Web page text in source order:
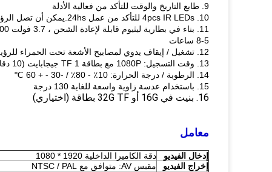
9. طابع التاريخ والوقت للتأكد من فعالية الأدلة
10. 4pcs IR LEDs للتأكد من عمل 24hs.يمكن أن تصل الرؤية الليلية إلى أكثر من 8 أمتار
5-8 ساعات
12. تشغيل / إيقاف يدوي لمصابيح الأشعة تحت الحمراء للرؤية الليلية ، زاوية عريضة: تصل إلى 120 درجة
13. وقت التسجيل: 1080P مع بطاقة TF 1 جيجابايت (10 دقائق) ، 720 بكسل مع بطاقة TF 1 جيجابايت (15 دقيقة)
14. الرطوبة / درجة الحرارة: 10٪ - 80٪ / -30 - + 60 ℃
15. باستخدام عدسة زاوية واسعة للغاية 130 درجة
16. بنيت في 16G أو 32G TF بطاقة (اختياري)
معامل
إدخال الفيديو
دقة الكاميرا الداخلية 1920 * 1080
إخراج الفيديو
مقبس AV: متوافق مع NTSC / PAL